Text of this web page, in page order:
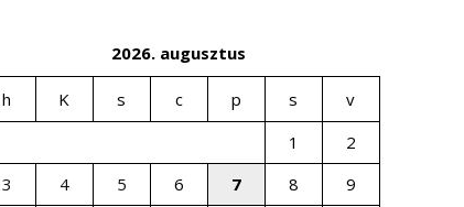
2026. augusztus
h K s c p s
v
1
2
3
4 5 6 7 8
9